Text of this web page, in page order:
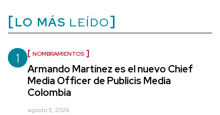
LO MÁS LEÍDO
1 NOMBRAMIENTOS
Armando Martínez es el nuevo Chief
Media Officer de Publicis Media
Colombia
agosto 5, 2026